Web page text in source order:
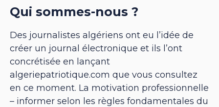
Qui sommes-nous ?
Des journalistes algériens ont eu l’idée de
créer un journal électronique et ils l’ont
concrétisée en lançant
algeriepatriotique.com que vous consultez
en ce moment. La motivation professionnelle
– informer selon les règles fondamentales du